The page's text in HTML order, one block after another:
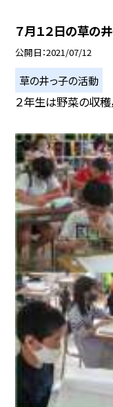
７月１２日の草の井
公開日 2021/07/12
草の井っ子の活動
２年生は野菜の収穫